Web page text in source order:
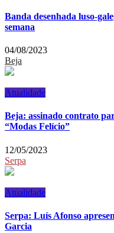
Banda desenhada luso-
semana
04/08/2023
Beja
Atualidade
Beja: assinado contrato
“Modas Felício”
12/05/2023
Serpa
Atualidade
Serpa: Luís Afonso
Garcia